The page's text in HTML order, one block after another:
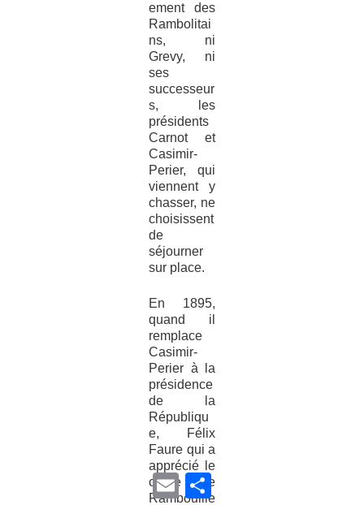
ement des
Rambolitai
ns, ni
Grevy, ni
ses
successeur
s, les
présidents
Carnot et
Casimir-
Perier, qui
viennent y
chasser, ne
choisissent
de
séjourner
sur place.
En 1895,
quand il
remplace
Casimir-
Perier à la
présidence
de la
Républiqu
e, Félix
Faure qui a
apprécié le
cadre de
Rambouille
E
P